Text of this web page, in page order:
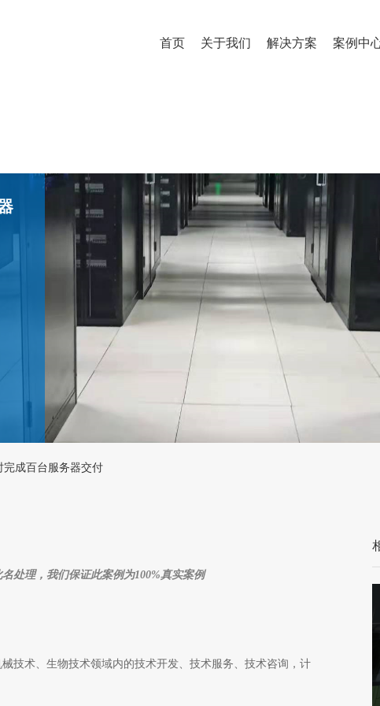
首页 关于我们 解决方案 案例中
成百台服务器交付
处理，我们保证此案例为100%真实案例
技术、生物技术领域内的技术开发、技术服务、技术咨询，计